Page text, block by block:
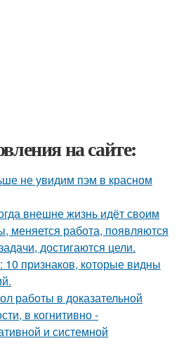
на сайте:
не увидим пэм в красном
внешне жизнь идёт своим
меняется работа, появляются
достигаются цели.
10 признаков, которые видны
работы в доказательной
в когнитивно -
и системной